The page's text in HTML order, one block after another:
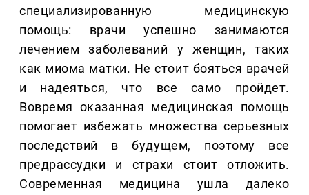
специализированную медицинскую
помощь: врачи успешно занимаются
лечением заболеваний у женщин, таких
как миома матки. Не стоит бояться врачей
и надеяться, что все само пройдет.
Вовремя оказанная медицинская помощь
помогает избежать множества серьезных
последствий в будущем, поэтому все
предрассудки и страхи стоит отложить.
Современная медицина ушла далеко